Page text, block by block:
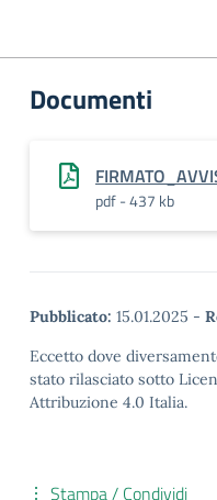
Documenti
pdf - 437 kb
Pubblicato: 15.01.2025 -
Eccetto dove
stato rilasciato sotto
Attribuzione 4.0 Italia.
Stampa / Condividi